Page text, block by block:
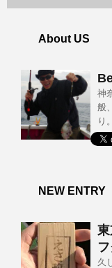
About US
神
般
り
NEW ENTRY
久